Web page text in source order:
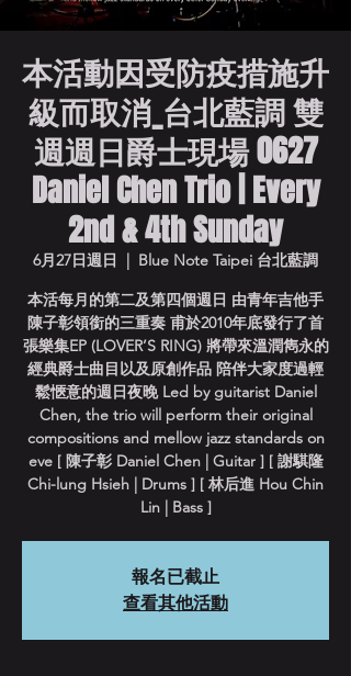
本活動因受防疫措施升
級而取消_台北藍調 雙
週週日爵士現場 0627
Daniel Chen Trio | Every
2nd & 4th Sunday
6月27日週日
  |
Blue Note Taipei 台北藍調
本活每月的第二及第四個週日 由青年吉他手
陳子彰領銜的三重奏 甫於2010年底發行了首
張樂集EP (LOVER’S RING) 將帶來溫潤雋永的
經典爵士曲目以及原創作品 陪伴大家度過輕
鬆愜意的週日夜晚 Led by guitarist Daniel
Chen, the trio will perform their original
compositions and mellow jazz standards on
eve [ 陳子彰 Daniel Chen | Guitar ] [ 謝騏隆
Chi-lung Hsieh | Drums ] [ 林后進 Hou Chin
Lin | Bass ]
報名已截止
查看其他活動